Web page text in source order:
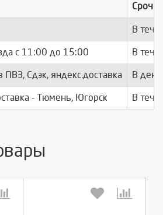
В
c 11:00 до 15:00 В
ПВЗ, Сдэк, яндекс.доставка В день
- Тюмень, Югорск В